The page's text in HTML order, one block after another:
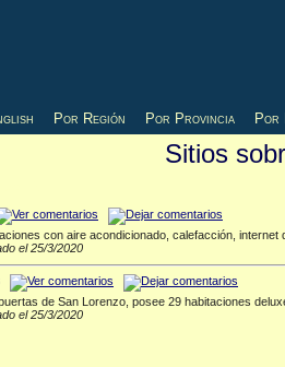
Por Región Por Provincia Por
Sitios
con aire acondicionado, calefacción, internet
el 25/3/2020
de San Lorenzo, posee 29 habitaciones
el 25/3/2020